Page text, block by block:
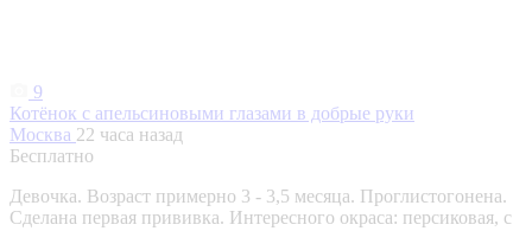
9
Котёнок с апельсиновыми глазами в добрые руки
Москва 22 часа назад
Бесплатно
Девочка. Возраст примерно 3 - 3,5 месяца. Проглистогонена.
Сделана первая прививка. Интересного окраса: персиковая, с